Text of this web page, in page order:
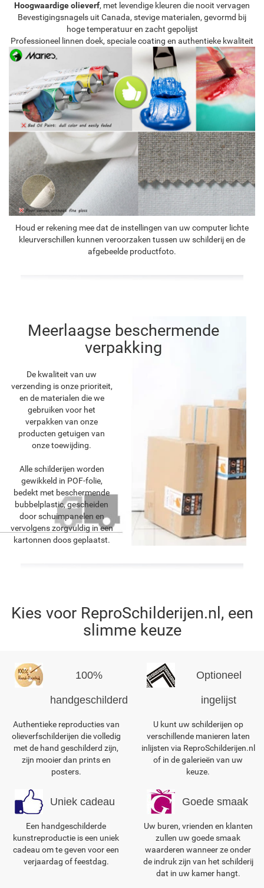
Hoogwaardige olieverf, met levendige kleuren die nooit vervagen
Bevestigingsnagels uit Canada, stevige materialen, gevormd bij
hoge temperatuur en zacht gepolijst
Professioneel linnen doek, speciale coating en authentieke kwaliteit
Houd er rekening mee dat de instellingen van uw computer lichte
kleurverschillen kunnen veroorzaken tussen uw schilderij en de
afgebeelde productfoto.
Meerlaagse beschermende
verpakking
De kwaliteit van uw
verzending is onze prioriteit,
en de materialen die we
gebruiken voor het
verpakken van onze
producten getuigen van
onze toewijding.
Alle schilderijen worden
gewikkeld in POF-folie,
bedekt met beschermende
bubbelplastic, gescheiden
door schuimpanelen en
vervolgens zorgvuldig in een
kartonnen doos geplaatst.
Kies voor ReproSchilderijen.nl, een
slimme keuze
100%
handgeschilderd
Authentieke reproducties van
olieverfschilderijen die volledig
met de hand geschilderd zijn,
zijn mooier dan prints en
posters.
Optioneel
ingelijst
U kunt uw schilderijen op
verschillende manieren laten
inlijsten via ReproSchilderijen.nl
of in de galerieën van uw
keuze.
Uniek cadeau
Een handgeschilderde
kunstreproductie is een uniek
cadeau om te geven voor een
verjaardag of feestdag.
Goede smaak
Uw buren, vrienden en klanten
zullen uw goede smaak
waarderen wanneer ze onder
de indruk zijn van het schilderij
dat in uw kamer hangt.